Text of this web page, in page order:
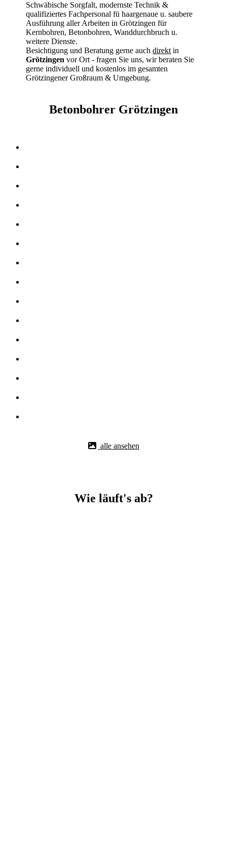
Schwäbische Sorgfalt, modernste Technik &
qualifiziertes Fachpersonalfü haargenaue u. saubere
Ausführung aller Arbeitenin Grötzingen für
Kernbohren, Betonbohren, Wanddurchbruch u.
weitere Dienste.
Besichtigung und Beratung gerne auchdirekt in
Grötzingen vor Ort - fragen Sie uns, wir beraten Sie
gerne individuell und kostenlos im gesamten
Grötzingener Großraum & Umgebung.
Betonbohrer Grötzingen
alle ansehen
Wie läuft's ab?